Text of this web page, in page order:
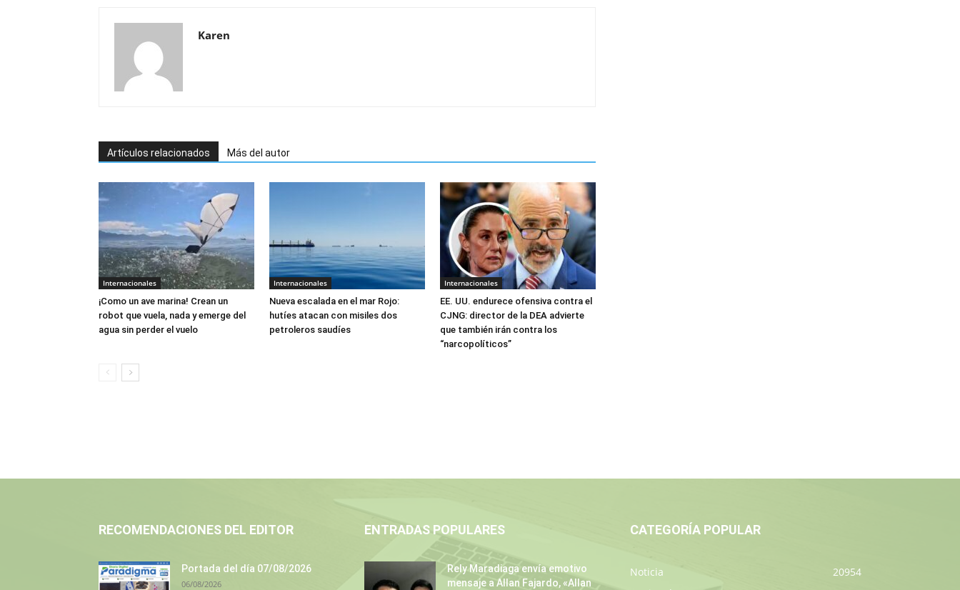
Karen
Artículos relacionados Más del autor
Internacionales
¡Como un ave marina! Crean un
robot que vuela, nada y emerge del
agua sin perder el vuelo
Internacionales
Nueva escalada en el mar Rojo:
hutíes atacan con misiles dos
petroleros saudíes
Internacionales
EE. UU. endurece ofensiva contra el
CJNG: director de la DEA advierte
que también irán contra los
“narcopolíticos”
RECOMENDACIONES DEL EDITOR
Portada del día 07/08/2026
06/08/2026
ENTRADAS POPULARES
Rely Maradiaga envía emotivo
mensaje a Allan Fajardo, «Allan
CATEGORÍA POPULAR
Noticia
20954